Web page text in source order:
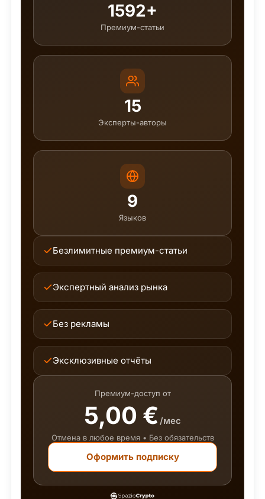
1592+
Премиум-статьи
15
Эксперты-авторы
9
Языков
Безлимитные премиум-статьи
Экспертный анализ рынка
Без рекламы
Эксклюзивные отчёты
Премиум-доступ от
5,00 € /мес
Отмена в любое время • Без обязательств
Оформить подписку